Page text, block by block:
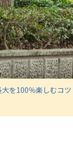
大を100％楽しむコツ